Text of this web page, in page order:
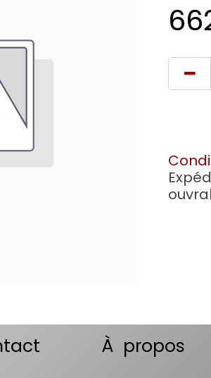
À propos